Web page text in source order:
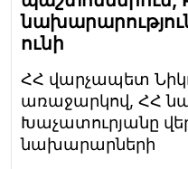
ունի
ՀՀ վարչապետ
առաջարկով, ՀՀ
Խաչատուրյանը
նախարարների